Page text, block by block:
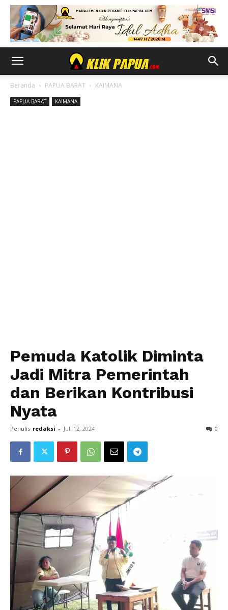
Beranda PAPUA BARAT KAIMANA
PAPUA BARAT KAIMANA
Pemuda Katolik Diminta
Jadi Mitra Pemerintah
dan Berikan Kontribusi
Nyata
Penulis redaksi - Juli 12, 2024 0